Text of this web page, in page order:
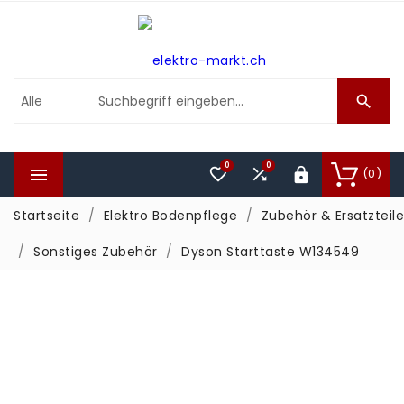

 (0)

0
0
Startseite Elektro Bodenpflege
Zubehör & Ersatzteile
Sonstiges Zubehör
Dyson Starttaste W134549